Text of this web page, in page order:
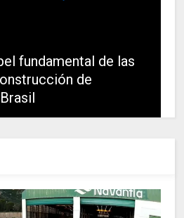
fundamental de las
de